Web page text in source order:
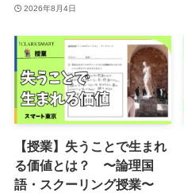
2026年8月4日
【授業】失うことで生まれ
る価値とは？ 〜論理国
語・スクーリング授業〜